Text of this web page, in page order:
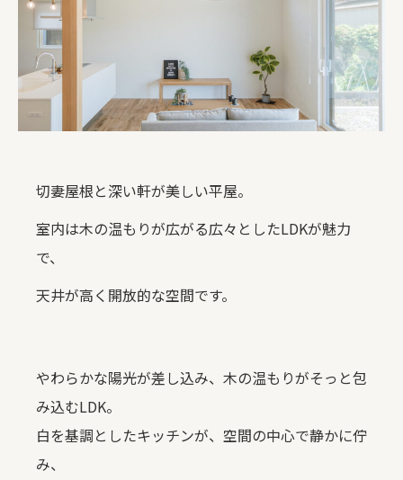
切妻屋根と深い軒が美しい平屋。
室内は木の温もりが広がる広々としたLDKが魅力
で、
天井が高く開放的な空間です。
やわらかな陽光が差し込み、木の温もりがそっと包
み込むLDK。
白を基調としたキッチンが、空間の中心で静かに佇
み、